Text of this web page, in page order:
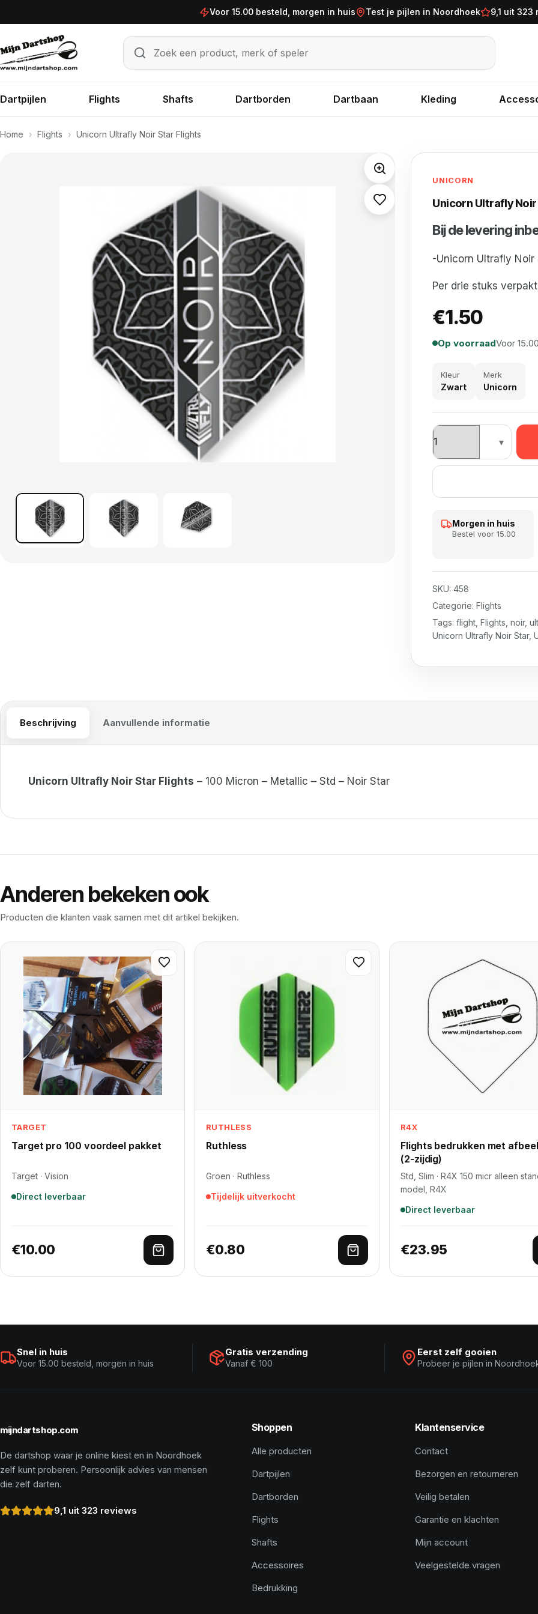
Voor 15.00 besteld, morgen in huis Test je pijlen in Noordhoek 9,1 uit 323
Zoek een product, merk of speler
Zoeken
Dartpijlen Flights Shafts Dartborden Dartbaan Kleding
Home › Flights › Unicorn Ultrafly Noir Star Flights
UNICORN
Unicorn Ultrafly
Bij de levering
-Unicorn Ultrafly Noir
Per drie stuks verpakt
€1.50
Op voorraadVoor
Kleur
Zwart
Merk
Unicorn
Unicorn Ultrafly Noir
Morgen in huis
Bestel voor 15.00
SKU:458
Categorie:Flights
Tags:flight ,Flights ,noir,
Unicorn Ultrafly Noir Star,
Beschrijving Aanvullende informatie
Unicorn Ultrafly Noir Star Flights – 100 Micron – Metallic – Std – Noir Star
Anderen bekeken ook
Producten die klanten vaak samen met dit artikel bekijken.
TARGET
Target pro 100 voordeel pakket
Target · Vision
Direct leverbaar
€10.00 Toevoegen aan winkelwagen
RUTHLESS
Ruthless
Groen · Ruthless
Tijdelijk uitverkocht
€0.80 Lees verder
R4X
Flights bedrukken met
(2-zijdig)
Std, Slim · R4X 150 micr alleen
model, R4X
Direct leverbaar
€23.95
Snel in huis
Voor 15.00 besteld, morgen in huis
Gratis verzending
Vanaf € 100
Eerst zelf gooien
Probeer je pijlen in
mijndartshop.com
De dartshop waar je online kiest en in Noordhoek
zelf kunt proberen. Persoonlijk advies van mensen
die zelf darten.
9,1 uit 323 reviews
Shoppen
Alle producten
Dartpijlen
Dartborden
Flights
Shafts
Accessoires
Bedrukking
Klantenservice
Contact
Bezorgen en retourneren
Veilig betalen
Garantie en klachten
Mijn account
Veelgestelde vragen